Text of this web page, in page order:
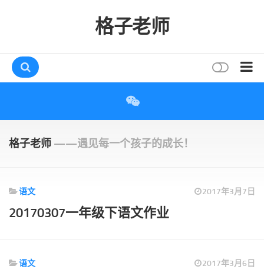
格子老师
互动
标签
格子老师 ——遇见每一个孩子的成长！
语文 2017年3月7日
20170307一年级下语文作业
语文 2017年3月6日